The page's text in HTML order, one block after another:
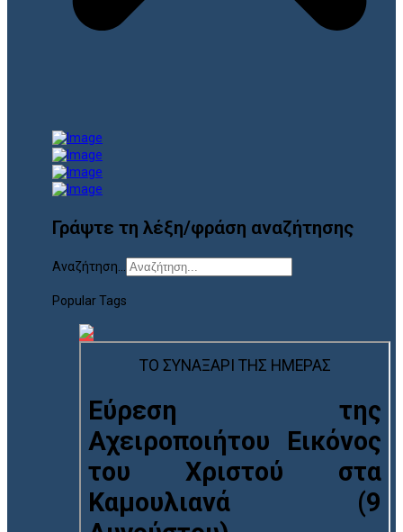
Γράψτε τη λέξη/φράση αναζήτησης
Αναζήτηση...
Popular Tags